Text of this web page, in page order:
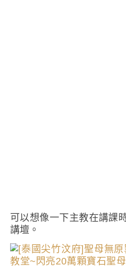
可以想像一下主教在講課
講壇。